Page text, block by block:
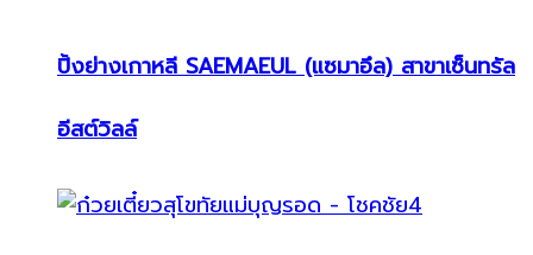
ปิ้งย่างเกาหลี SAEMAEUL (แซมาอึล) สาขาเซ็นทรัล
อีสต์วิลล์